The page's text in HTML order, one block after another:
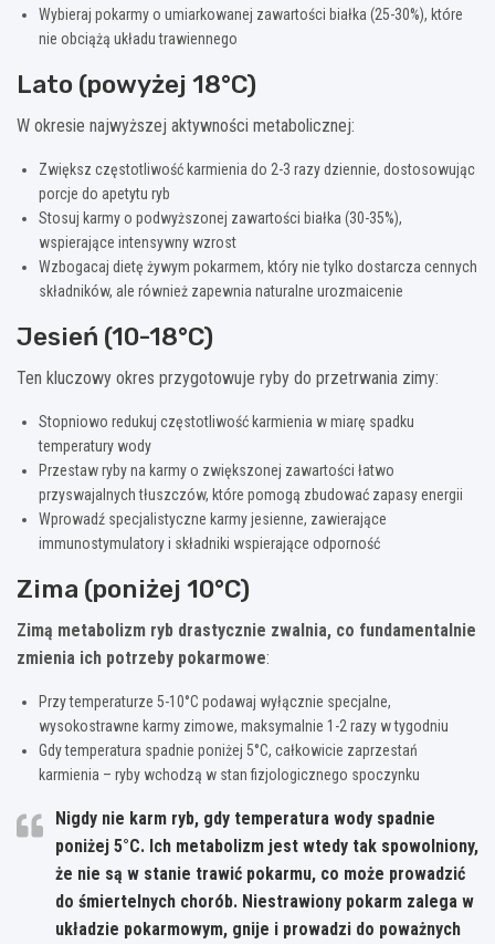
Wybieraj pokarmy o umiarkowanej zawartości białka (25-30%), które
nie obciążą układu trawiennego
Lato (powyżej 18°C)
W okresie najwyższej aktywności metabolicznej:
Zwiększ częstotliwość karmienia do 2-3 razy dziennie, dostosowując
porcje do apetytu ryb
Stosuj karmy o podwyższonej zawartości białka (30-35%),
wspierające intensywny wzrost
Wzbogacaj dietę żywym pokarmem, który nie tylko dostarcza cennych
składników, ale również zapewnia naturalne urozmaicenie
Jesień (10-18°C)
Ten kluczowy okres przygotowuje ryby do przetrwania zimy:
Stopniowo redukuj częstotliwość karmienia w miarę spadku
temperatury wody
Przestaw ryby na karmy o zwiększonej zawartości łatwo
przyswajalnych tłuszczów, które pomogą zbudować zapasy energii
Wprowadź specjalistyczne karmy jesienne, zawierające
immunostymulatory i składniki wspierające odporność
Zima (poniżej 10°C)
Zimą metabolizm ryb drastycznie zwalnia, co fundamentalnie
zmienia ich potrzeby pokarmowe:
Przy temperaturze 5-10°C podawaj wyłącznie specjalne,
wysokostrawne karmy zimowe, maksymalnie 1-2 razy w tygodniu
Gdy temperatura spadnie poniżej 5°C, całkowicie zaprzestań
karmienia – ryby wchodzą w stan fizjologicznego spoczynku
Nigdy nie karm ryb, gdy temperatura wody spadnie
poniżej 5°C. Ich metabolizm jest wtedy tak spowolniony,
że nie są w stanie trawić pokarmu, co może prowadzić
do śmiertelnych chorób. Niestrawiony pokarm zalega w
układzie pokarmowym, gnije i prowadzi do poważnych